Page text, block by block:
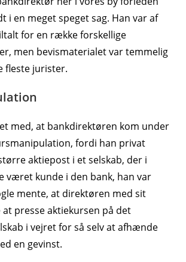
i en meget speget sag. Han var af
for en række forskellige
men bevismaterialet var temmelig
fleste jurister.
med, at bankdirektøren kom under
fordi han privat
aktiepost i et selskab, der i
været kunde i den bank, han var
mente, at direktøren med sit
presse aktiekursen på det
i vejret for så selv at afhænde
en gevinst.